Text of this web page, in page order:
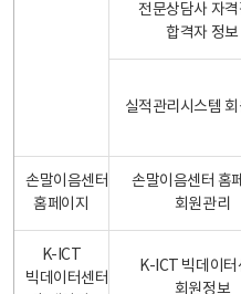
전문상담사 자격
합격자 정보
실적관리시스템
손말이음센터
홈페이지
손말이음센터 홈
회원관리
K-ICT
빅데이터센터
K-ICT 빅데이터
회원정보